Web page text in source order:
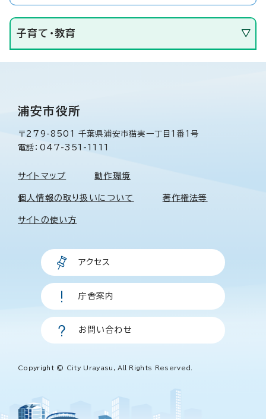
子育て・教育
浦安市役所
〒279-8501 千葉県浦安市猫実一丁目1番1号
電話：047-351-1111
サイトマップ 動作環境
個人情報の取り扱いについて 著作権法等
サイトの使い方
アクセス
庁舎案内
お問い合わせ
Copyright © City Urayasu, All Rights Reserved.